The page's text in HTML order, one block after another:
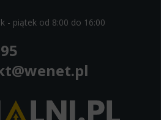
- piątek od 8:00 do 16:00